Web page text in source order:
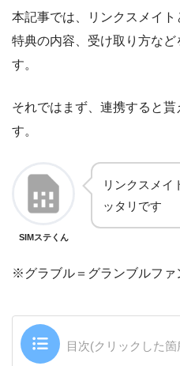
本記事では、リンクスメイ
特典の内容、受け取り方な
す。
それではまず、連携すると
す。
SIMステくん
リンクスメイ
ッタリです
※グラブル＝グランブルファ
目次(クリックした